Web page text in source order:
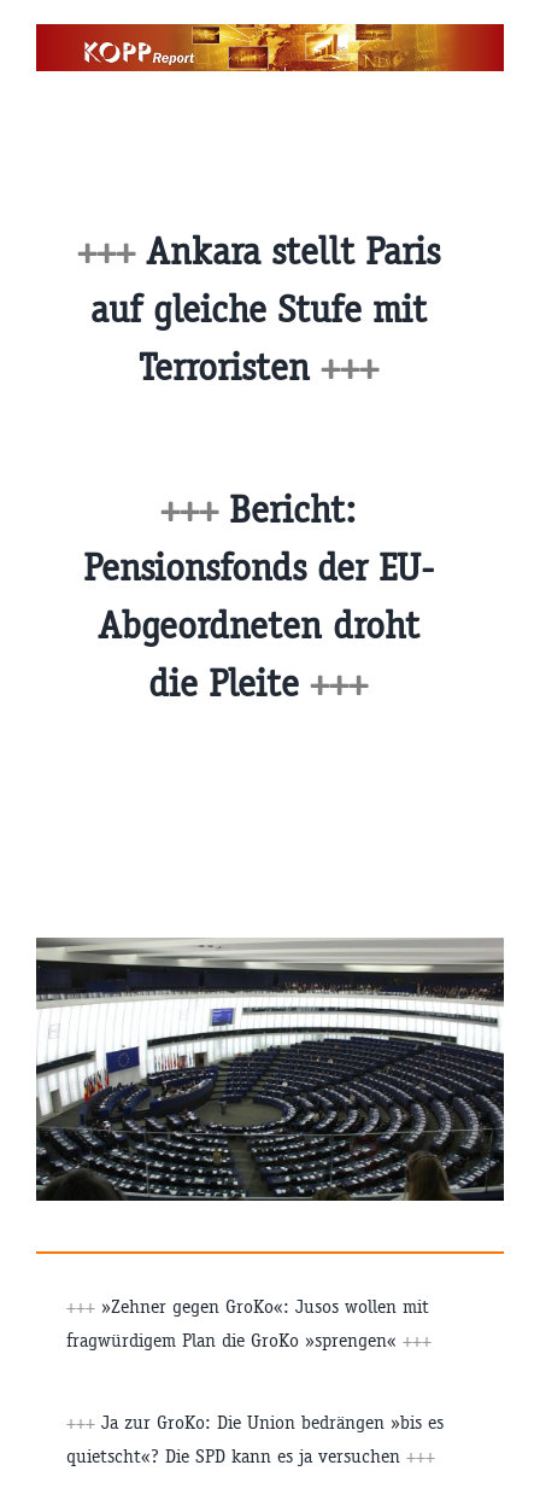
+++ Ankara stellt Paris
auf gleiche Stufe mit
Terroristen +++
+++ Bericht:
Pensionsfonds der EU-
Abgeordneten droht
die Pleite +++
+++ »Zehner gegen GroKo«: Jusos wollen mit
fragwürdigem Plan die GroKo »sprengen« +++
+++ Ja zur GroKo: Die Union bedrängen »bis es
quietscht«? Die SPD kann es ja versuchen +++